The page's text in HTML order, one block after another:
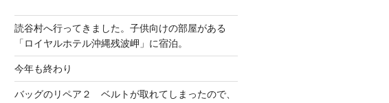
読谷村へ行ってきました。子供向けの部屋がある
「ロイヤルホテル沖縄残波岬」に宿泊。
今年も終わり
バッグのリペア２ ベルトが取れてしまったので、